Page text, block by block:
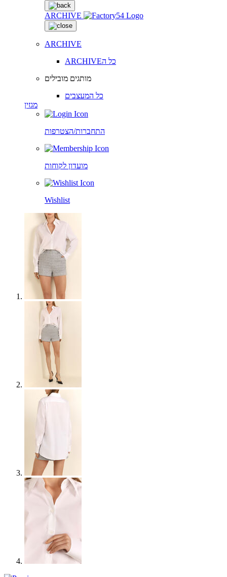
ARCHIVE
ARCHIVE
ARCHIVEכל ה
מותגים מובילים
כל המעצבים
מגזין
התחברות/הצטרפות
מועדון לקוחות
Wishlist